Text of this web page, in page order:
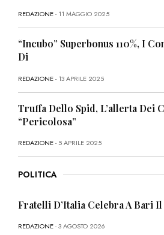
REDAZIONE- 11 MAGGIO 2025
“Incubo” Superbonus 110%, I
Di
REDAZIONE- 13 APRILE 2025
Truffa Dello Spid, L’allerta Dei
“Pericolosa”
REDAZIONE- 5 APRILE 2025
POLITICA
Fratelli D’Italia Celebra A Bari
REDAZIONE- 3 AGOSTO 2026